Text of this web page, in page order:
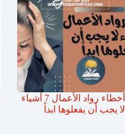
أخطاء رواد الأعمال 7 أشياء
لا يجب أن يفعلوها ابداً